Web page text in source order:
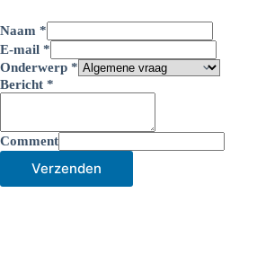
Naam *
E-mail *
Onderwerp *
Bericht *
Comment
Verzenden